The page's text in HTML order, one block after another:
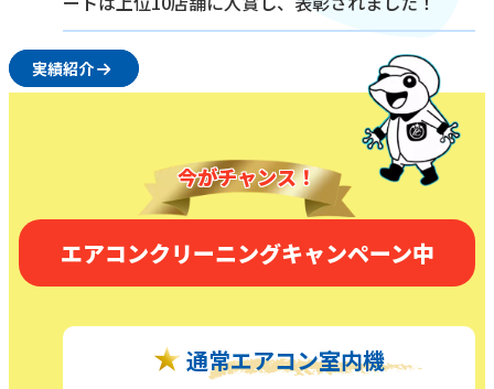
実績紹介
今がチャンス！
エアコンクリーニングキャンペーン中
通常エアコン室内機